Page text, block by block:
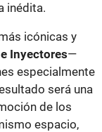
inédita.
icónicas y
Inyectores—
especialmente
será una
de los
espacio,